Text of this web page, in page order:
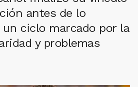
antes de lo
ciclo marcado por la
y problemas